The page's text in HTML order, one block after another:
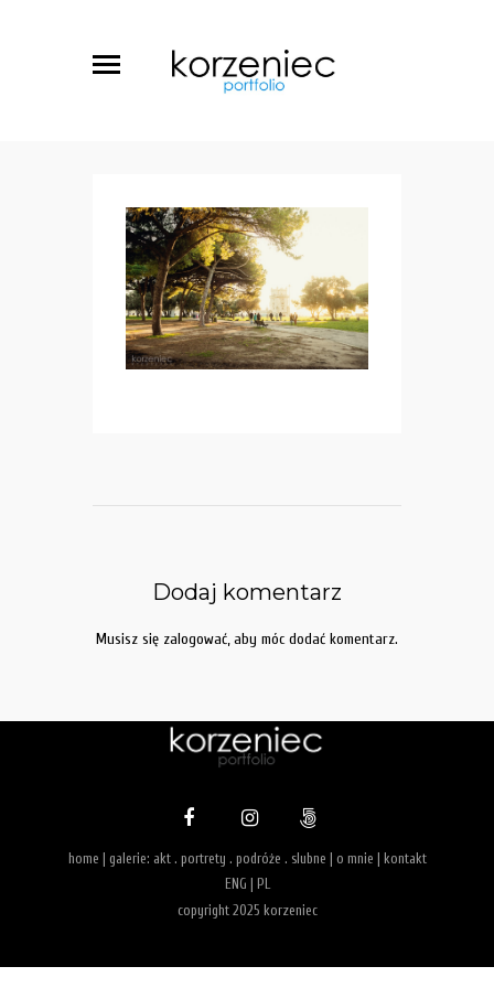
Dodaj komentarz
Musisz się zalogować, aby móc dodać komentarz.
home | galerie: akt. portrety . podróże . slubne o mnie
kontakt
ENG
PL
copyright 2025 korzeniec